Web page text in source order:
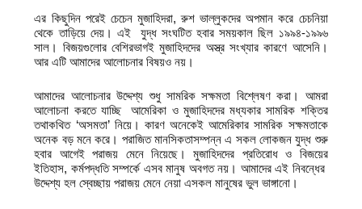
এর কিছুদিন পরেই চেচেন মুজাহিদরা, রুশ ভাল্লুকদের অপমান করে চেচনিয়া
থেকে তাড়িয়ে দেয়। এই যুদ্ধ সংঘটিত হবার সময়কাল ছিল ১৯৯৪-১৯৯৬
সাল। বিজয়গুলোর বেশিরভাগই মুজাহিদদের অস্ত্র সংখ্যার কারণে আসেনি।
আর এটি আমাদের আলোচনার বিষয়ও নয়।
আমাদের আলোচনার উদ্দেশ্য শুধু সামরিক সক্ষমতা বিশ্লেষণ করা। আমরা
আলোচনা করতে যাচ্ছি আমেরিকা ও মুজাহিদদের মধ্যকার সামরিক শক্তির
তথাকথিত ‘অসমতা’ নিয়ে। কারণ অনেকেই আমেরিকার সামরিক সক্ষমতাকে
অনেক বড় মনে করে। পরাজিত মানসিকতাসম্পন্ন এ সকল লোকজন যুদ্ধ শুরু
হবার আগেই পরাজয় মেনে নিয়েছে। মুজাহিদদের প্রতিরোধ ও বিজয়ের
ইতিহাস, কর্মপদ্ধতি সম্পর্কে এসব মানুষ অবগত নয়। আমাদের এই নিবন্ধের
উদ্দেশ্য হল স্বেচ্ছায় পরাজয় মেনে নেয়া এসকল মানুষের ভুল ভাঙ্গানো।